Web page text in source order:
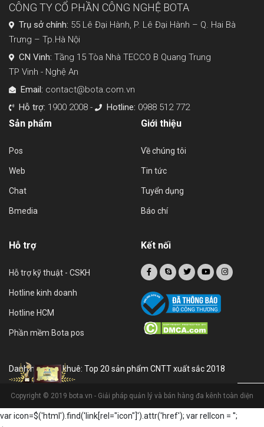
CÔNG TY CỔ PHẦN CÔNG NGHỆ BOTA
Trụ sở chính: 55 Lê Đại Hành, P. Lê Đại Hành – Q. Hai Bà
Trưng – Tp.Hà Nội
CN Vinh: Tầng 15 Tòa Nhà TECCO B Quang Trung
TP Vinh - Nghệ An
Email: contact@bota.com.vn
Hỗ trợ: 1900 2008 - Hotline: 0988 512 772
Sản phẩm
Pos
Web
Chat
Bmedia
Giới thiệu
Về chúng tôi
Tin tức
Tuyển dụng
Báo chí
Hỗ trợ
Hỗ trợ kỹ thuật - CSKH
Hotline kinh doanh
Hotline HCM
Phần mềm Bota pos
Kết nối
Danh hiệu sao khuê: Top 20 sản phẩm CNTT xuất sắc 2018
Copyright © 2019 bota.vn - Giải pháp quản lý và bán hàng đa kênh toàn diện
var icon=$('html').find('link[rel="icon"]').attr('href'); var relIcon = '';